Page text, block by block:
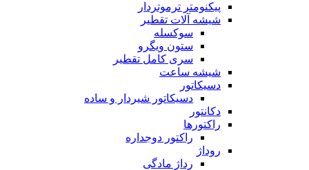
پیکنومتر ترموتردار
شیشه آلات تقطیر
سوکسله
ستون ویگرو
سری کامل تقطیر
شیشه ساعت
دسیکاتور
دسیکاتور شیردار و ساده
دکانتور
راکتورها
راکتور دوجداره
روداژ
رداژ مادگی